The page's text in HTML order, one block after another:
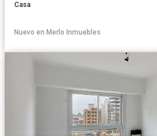
Casa
Nuevo en Merlo Inmuebles